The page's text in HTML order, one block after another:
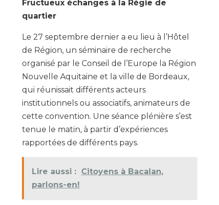
Fructueux échanges à la Régie de
quartier
Le 27 septembre dernier a eu lieu à l’Hôtel
de Région, un séminaire de recherche
organisé par le Conseil de l’Europe la Région
Nouvelle Aquitaine et la ville de Bordeaux,
qui réunissait différents acteurs
institutionnels ou associatifs, animateurs de
cette convention. Une séance plénière s’est
tenue le matin, à partir d’expériences
rapportées de différents pays.
Lire aussi : Citoyens à Bacalan,
parlons-en!